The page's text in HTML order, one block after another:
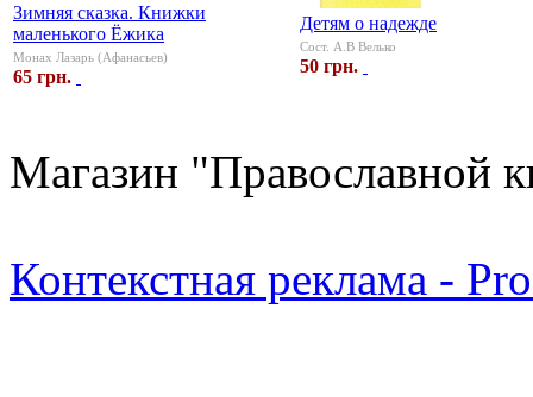
Зимняя сказка. Книжки
маленького Ёжика
Монах Лазарь (Афанасьев)
65 грн.
Детям о надежде
Сост. А.В Велько
50 грн.
Магазин "Православной
Контекстная реклама -